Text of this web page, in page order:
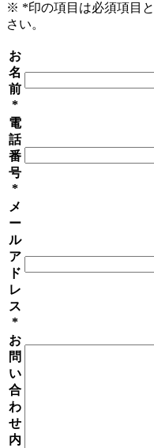
※ *印の項目は必須項目
さい。
お
名
前
*
電
話
番
号
*
メ
ー
ル
ア
ド
レ
ス
*
お
問
い
合
わ
せ
内